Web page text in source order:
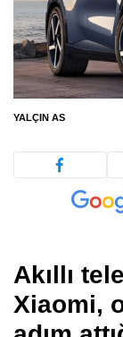
YALÇIN AS
Akıllı
Xiaomi,